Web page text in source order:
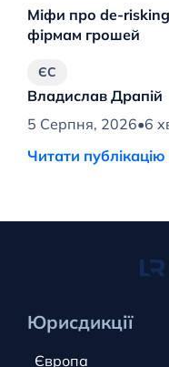
Міфи про de-
фірмам грошей
Владислав Драпій
5 Серпня, 2026•6
ЄС
Читати публікацію
Юрисдикції
Європа